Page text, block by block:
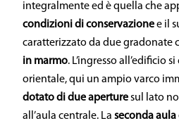
integralmente ed è quella che
condizionidi conservazionee il
caratterizzato da due gradonate
in marmo. L’ingresso all’edificio
orientale, qui un ampio varco
dotato di due aperturesul lato
all’aula centrale. La seconda